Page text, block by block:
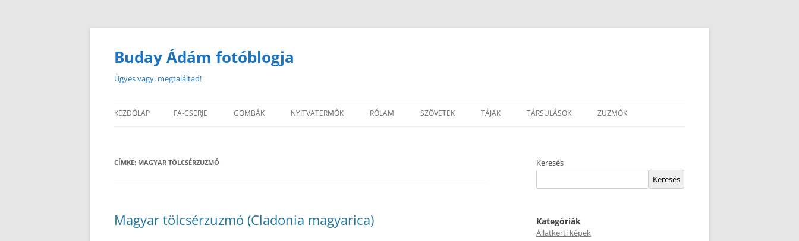
Buday Ádám fotóblogja
Ügyes vagy, megtaláltad!
KEZDŐLAP FA-CSERJE GOMBÁK NYITVATERMŐK RÓLAM SZÖVETEK TÁJAK TÁRSULÁSOK ZUZMÓK
CÍMKE: MAGYAR TÖLCSÉRZUZMÓ
Magyar tölcsérzuzmó (Cladonia magyarica)
Keresés
Keresés
Kategóriák
Állatkerti képek